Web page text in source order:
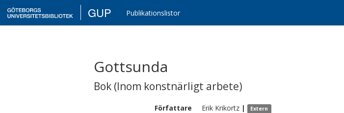
GUP Publikationslistor
Gottsunda
Bok (Inom konstnärligt arbete)
Författare Erik Krikortz | Extern